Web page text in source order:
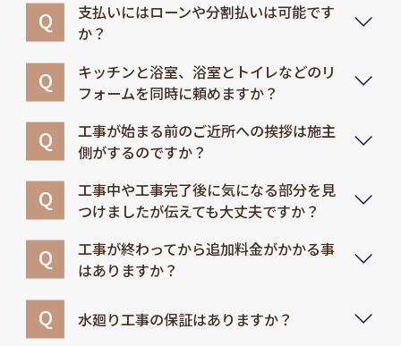
支払いにはローンや分割払いは可能です
か？
キッチンと浴室、浴室とトイレなどのリ
フォームを同時に頼めますか？
工事が始まる前のご近所への挨拶は施主
側がするのですか？
工事中や工事完了後に気になる部分を見
つけましたが伝えても大丈夫ですか？
工事が終わってから追加料金がかかる事
はありますか？
水廻り工事の保証はありますか？